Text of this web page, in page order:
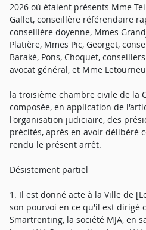
2026 où étaient présents Mme
Gallet, conseillère référendaire
conseillère doyenne, Mmes
Platière, Mmes Pic, Georget,
Baraké, Pons, Choquet,
avocat général, et Mme
la troisième chambre civile de la
composée, en application de
l'organisation judiciaire, des
précités, après en avoir délibéré
rendu le présent arrêt.
Désistement partiel
1. Il est donné acte à la Ville de
son pourvoi en ce qu'il est dirigé
Smartrenting, la société MJA, en